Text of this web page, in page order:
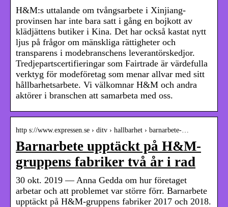
H&M:s uttalande om tvångsarbete i Xinjiang-
provinsen har inte bara satt i gång en bojkott av
klädjättens butiker i Kina. Det har också kastat nytt
ljus på frågor om mänskliga rättigheter och
transparens i modebranschens leverantörskedjor.
Tredjepartscertifieringar som Fairtrade är värdefulla
verktyg för modeföretag som menar allvar med sitt
hållbarhetsarbete. Vi välkomnar H&M och andra
aktörer i branschen att samarbeta med oss.
http s://www.expressen.se › ditv › hallbarhet › barnarbete-…
Barnarbete upptäckt på H&M-
gruppens fabriker två år i rad
30 okt. 2019 — Anna Gedda om hur företaget
arbetar och att problemet var större förr. Barnarbete
upptäckt på H&M-gruppens fabriker 2017 och 2018.